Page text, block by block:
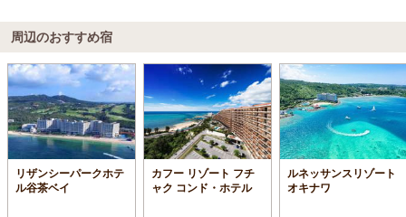
周辺のおすすめ宿
リザンシーパークホテ
ル谷茶ベイ
カフー リゾート フチ
ャク コンド・ホテル
ルネッサンスリゾート
オキナワ